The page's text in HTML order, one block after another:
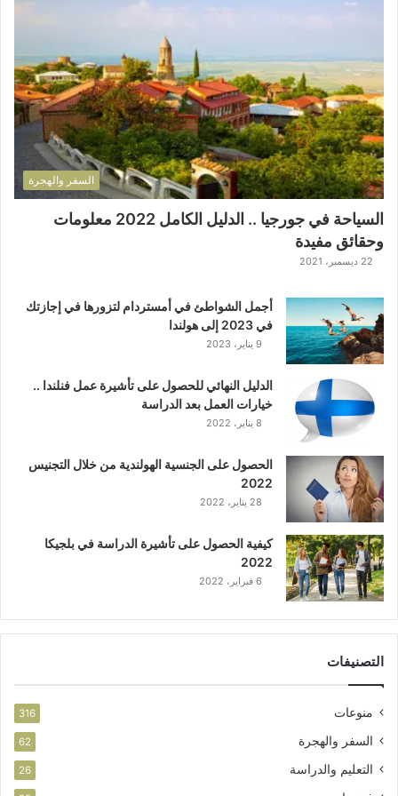
السفر والهجرة
السياحة في جورجيا .. الدليل الكامل 2022 معلومات
وحقائق مفيدة
22 ديسمبر، 2021
أجمل الشواطئ في أمستردام لتزورها في إجازتك
في 2023 إلى هولندا
9 يناير، 2023
الدليل النهائي للحصول على تأشيرة عمل فنلندا ..
خيارات العمل بعد الدراسة
8 يناير، 2022
الحصول على الجنسية الهولندية من خلال التجنيس
2022
28 يناير، 2022
كيفية الحصول على تأشيرة الدراسة في بلجيكا
2022
6 فبراير، 2022
التصنيفات
منوعات 316
السفر والهجرة 62
التعليم والدراسة 26